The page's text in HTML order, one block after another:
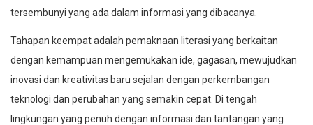
tersembunyi yang ada dalam informasi yang dibacanya.
Tahapan keempat adalah pemaknaan literasi yang berkaitan
dengan kemampuan mengemukakan ide, gagasan, mewujudkan
inovasi dan kreativitas baru sejalan dengan perkembangan
teknologi dan perubahan yang semakin cepat. Di tengah
lingkungan yang penuh dengan informasi dan tantangan yang